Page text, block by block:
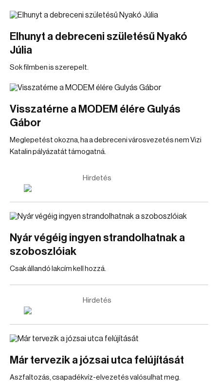
Elhunyt a debreceni születésű Nyakó
Júlia
Sok filmben is szerepelt.
Visszatérne a MODEM élére Gulyás
Gábor
Meglepetést okozna, ha a debreceni városvezetés nem Vizi
Katalin pályázatát támogatná.
Hirdetés
Nyár végéig ingyen strandolhatnak a
szoboszlóiak
Csak állandó lakcím kell hozzá.
Hirdetés
Már tervezik a józsai utca felújítását
Aszfaltozás, csapadékvíz-elvezetés valósulhat meg.